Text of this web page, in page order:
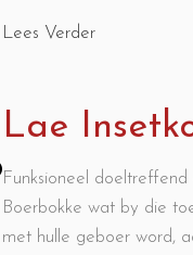
Lees Verder
Lae
Funksioneel doeltreffend
Boerbokke wat by die
met hulle geboer word,